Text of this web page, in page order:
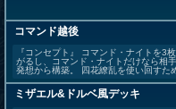
コマンド越後
『コンセプト』 コマンド・ナイトを3
がるし、コマンド・ナイトだけなら相
発想から構築。 四花繚乱を使い回すた
ミザエル&ドルベ風デッキ